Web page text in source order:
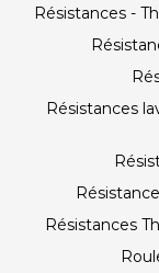
Résistances -
Résistances
Résistances